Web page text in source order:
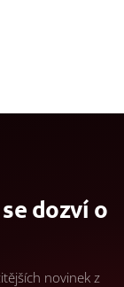
dozví o
novinek z